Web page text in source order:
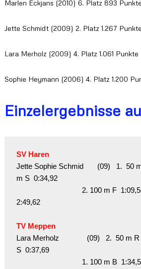
Marlen Eckjans (2010) 6. Platz 893 Punkte
Jette Schmidt (2009) 2. Platz 1.267 Punkte
Lara Merholz (2009) 4. Platz 1.061 Punkte
Sophie Heymann (2006) 4. Platz 1.200
Einzelergebnisse
SV Haren
Jette Sophie Schmid       (09)   1.  50
m S  0:34,92
2:49,62
TV Meppen
Lara Merholz              (09)   2.  50 m
S  0:37,69